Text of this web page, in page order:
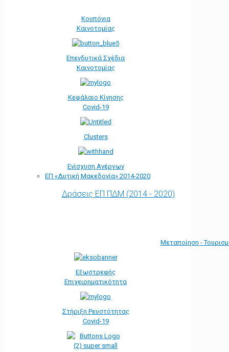
Κουπόνια
Καινοτομίας
Επενδυτικά Σχέδια
Καινοτομίας
Κεφάλαιο Κίνησης
Covid-19
Clusters
Ενίσχυση Ανέργων
ΕΠ «Δυτική Μακεδονία» 2014-2020
Δράσεις ΕΠ ΠΔΜ (2014 - 2020)
Μεταποίηση -
Εξωστρεφής
Επιχειρηματικότητα
Στήριξη Ρευστότητας
Covid-19